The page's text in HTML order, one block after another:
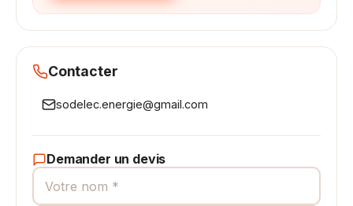
Contacter
sodelec.energie@gmail.com
Demander un devis